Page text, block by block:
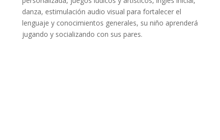
danza, estimulación audio visual para fortalecer el
lenguaje y conocimientos generales, su niño aprenderá
jugando y socializando con sus pares.